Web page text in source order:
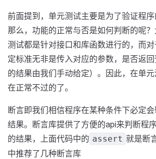
前面提到，单元测试主要是为了验证程序
那么，功能的正常与否是如何判断的呢
测试都是针对接口和库函数进行的，而
定标准无非是传入对应的参数，是否返
的结果由我们手动给定）。因此，在单
在正常不过的了。
断言即我们相信程序在某种条件下必定
结果。断言库提供了方便的api来判断程
的结果，上面代码中的 assert 就是断
中推荐了几种断言库